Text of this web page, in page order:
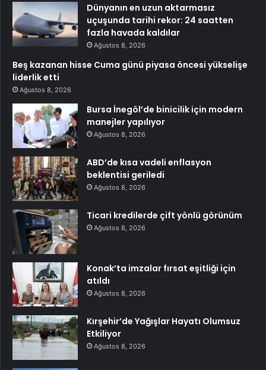
Dünyanın en uzun aktarmasız
uçuşunda tarihi rekor: 24 saatten
fazla havada kaldılar
Ağustos 8, 2026
Beş kazanan hisse Cuma günü piyasa öncesi yükselişe
liderlik etti
Ağustos 8, 2026
Bursa İnegöl’de binicilik için modern
manejler yapılıyor
Ağustos 8, 2026
ABD’de kısa vadeli enflasyon
beklentisi geriledi
Ağustos 8, 2026
Ticari kredilerde çift yönlü görünüm
Ağustos 8, 2026
Konak’ta imzalar fırsat eşitliği için
atıldı
Ağustos 8, 2026
Kırşehir’de Yağışlar Hayatı Olumsuz
Etkiliyor
Ağustos 8, 2026